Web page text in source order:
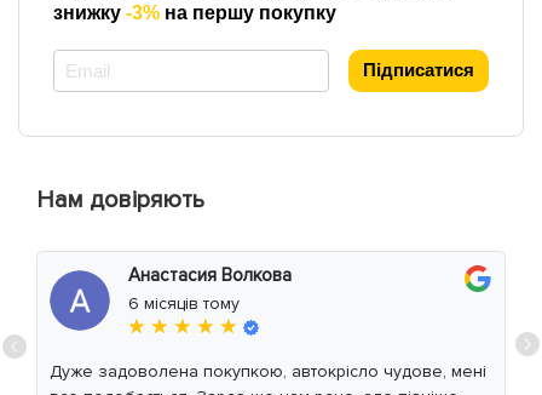
знижку -3% на першу покупку
Підписатися
Нам довіряють
Анастасия Волкова
6 місяців тому
★ ★ ★ ★ ★
Дуже задоволена покупкою, автокрісло чудове, мені